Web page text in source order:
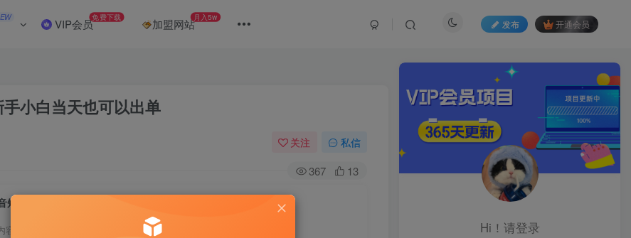
VIP会员免费下载 加盟网站月入5w
发布 开通会员
小白当天也可以出单
关注 私信
367 13
短视频新玩法，20条视频挣了1w+，新手小白当天也可以出单
容为付费阅读，请付费后查看 Hi！请登录